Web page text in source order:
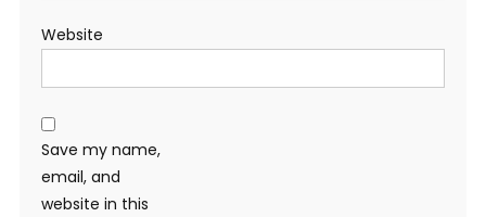
Website
Save my name,
email, and
website in this